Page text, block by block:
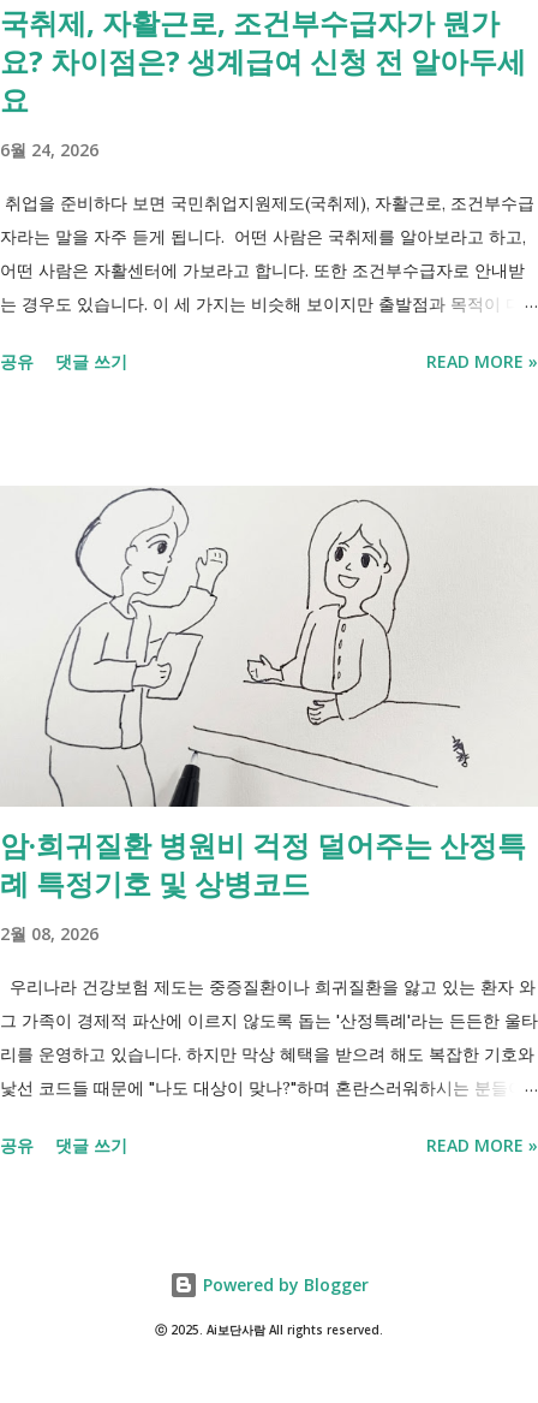
요?" 결론부터 말씀드리면 부모와 함께 거주한다는 이유만으로 장애인연
금을 받을 수 없는 것은 아닙니다. 많은 분들이 이번 업무계획에 포함된
'중증장애인 생계급여 부양의무자 기준 폐지' 와 장애인연금 을 같은 제도
연금 생계급여 목적 장애로 인한 ...
국취제, 자활근로, 조건부수급자가 뭔가
요? 차이점은? 생계급여 신청 전 알아두세
요
6월 24, 2026
취업을 준비하다 보면 국민취업지원제도(국취제), 자활근로, 조건부수급
자라는 말을 자주 듣게 됩니다. 어떤 사람은 국취제를 알아보라고 하고,
어떤 사람은 자활센터에 가보라고 합니다. 또한 조건부수급자로 안내받
는 경우도 있습니다. 이 세 가지는 비슷해 보이지만 출발점과 목적이 다
것조차 포기하고 싶어집니다. 그래서 포기하지 않길 바라는 마음에 쉽게
눈에 비교해 보세요 구분 국민취업지원제도 자활근로 조건부수급자 운영
고용노동부 보건복지부·지자체 보건복지부·지자체 대상 취업을 원하는
저소득층, 청년, 중장년 수급자 및 차상위계층 근로능력이 있는 생계급여
수급자 목적 취업 지원 자립 준비 수급 유지 조건 관리 지원 상담, 훈련,
수당 자활사업 참여, 자활급여 자활사업 또는 취업지원 참여 참여 여부
신청 상황에 따라 참여 사실상 의무 즉, 국민취업제도 는 취업을 준비하
는 사람을 돕는 제도입니다. 자활근로 는 일한 기회를 제공하면서 자립을
지원하는 제도입니다. 조건부수급자 는 하나의 제도라기보다 생계급여를
받는 과정에서 일정한 참여 의무가 있는 상태를 말합니다. [조건부과 생
계급여 바로가기] - [2026 최신] 근로능력 있어도 생계급여 받는 법? 조
건부과유예·제시유예 취업을 준비하는 청년이라면? 국민취업지원제도 A
씨는 29세입니다. 현재 직장이 없고 취업을 준비하고 있습니다. 생활이
들이 가장 먼저 알아보는 것이 국민취업지원제도 입니다. 고용센터를 통
해 취업 상담을 받고, 직업훈련에 참여하고, 요건에 따라 구직촉진수당을
받을 수도 있기 때문입니다. 중요한 점은 실제 목표가 취업이라는 ...
공유 댓글 쓰기 READ MORE »
암·희귀질환 병원비 걱정 덜어주는 산정특
례 특정기호 및 상병코드
2월 08, 2026
우리나라 건강보험 제도는 중증질환이나 희귀질환을 앓고 있는 환자 와
그 가족이 경제적 파산에 이르지 않도록 돕는 '산정특례'라는 든든한 울타
리를 운영하고 있습니다. 하지만 막상 혜택을 받으려 해도 복잡한 기호와
낯선 코드들 때문에 "나도 대상이 맞나?"하며 혼란스러워하시는 분들이
닙니다. 여러분의 병원비를 90%에서 최대 95%까지 국가가 대신 부담해
건복지부 고시 개정에 따라 추가되거나 변경될 수 있습니다. 이번 글은
2026년 기준 최신 산정특례 특정기호(V코드)를 반영해 정리 했습니다. 다
공유 댓글 쓰기 READ MORE »
Powered by Blogger
ⓒ 2025. Ai보단사람 All rights reserved.